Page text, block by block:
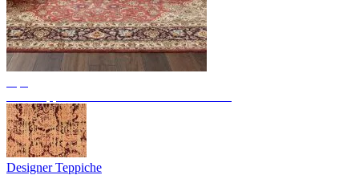
Designer Teppiche